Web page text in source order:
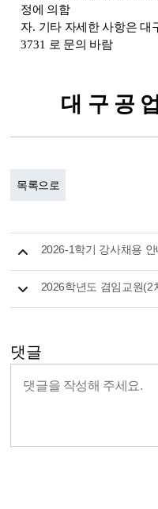
정에 의함
자. 기타 자세한 사항은 대
3731 로 문의 바람
대 구 공
목록으로
2026-1학기 강사채용
2026학년도 겸임교원(2
댓글